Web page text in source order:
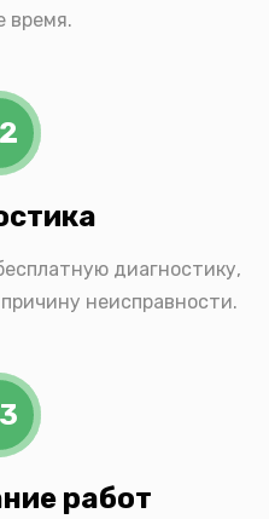
время.
диагностику,
неисправности.
работ